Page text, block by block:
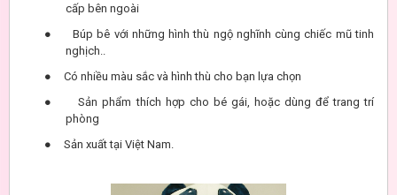
cấp bên ngoài
●
Búp bê với những hình thù ngộ nghĩnh cùng chiếc mũ tinh
nghịch..
●
Có nhiều màu sắc và hình thù cho bạn lựa chọn
●
Sản phẩm thích hợp cho bé gái, hoặc dùng để trang trí
phòng
●
Sản xuất tại Việt Nam.